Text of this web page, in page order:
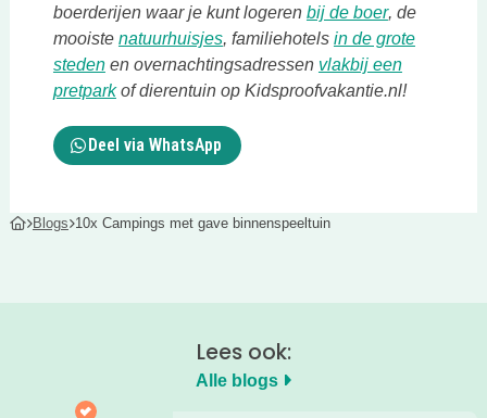
boerderijen waar je kunt logeren bij de boerDeze link
, de
mooiste natuurhuisjesDeze link opent in een nieuwe tab
, familiehotels in de grote
stedenDeze link opent in een nieuwe tab
en overnachtingsadressen vlakbij een
pretparkDeze link opent in een nieuwe tab
of dierentuin op Kidsproofvakantie.nl!
Deel via WhatsApp
Blogs 10x Campings met gave binnenspeeltuin
Lees ook:
Alle blogs